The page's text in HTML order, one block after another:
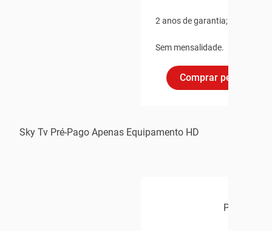
2 anos de garantia;
Sem mensalidade.
Comprar pelo
Sky Tv Pré-Pago Apenas Equipamento HD
POP